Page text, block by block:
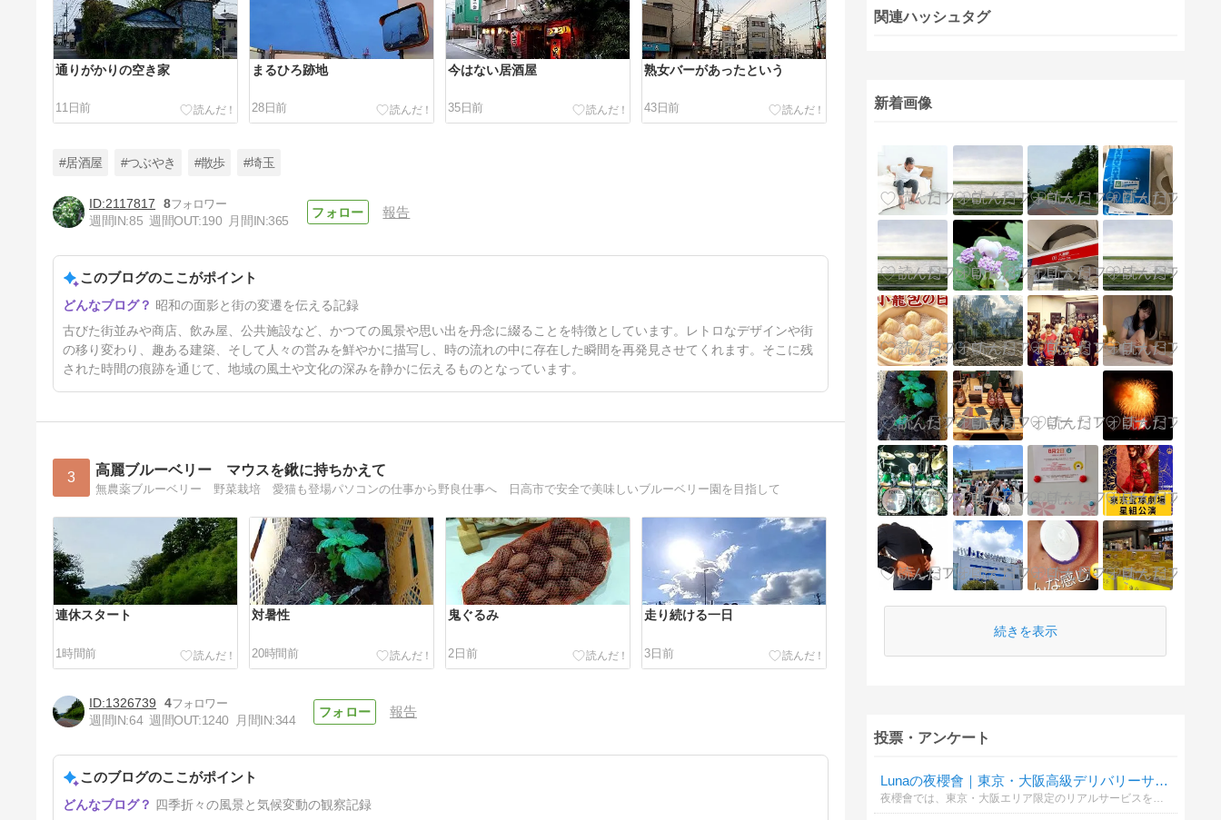
通りがかりの空き家
11日前
まるひろ跡地
28日前
今はない居酒屋
35日前
熟女バーがあったという
43日前
51日前
#居酒屋 #つぶやき #散歩 #埼玉
2117817
8
週間IN:85 週間OUT:190 月間IN:365
報告
このブログのここがポイント
昭和の面影と街の変遷を伝える記録
古びた街並みや商店、飲み屋、公共施設など、かつての風景や思い出を丹念に綴ることを特徴としています。レトロなデザインや街
の移り変わり、趣ある建築、そして人々の営みを鮮やかに描写し、時の流れの中に存在した瞬間を再発見させてくれます。そこに残
された時間の痕跡を通じて、地域の風土や文化の深みを静かに伝えるものとなっています。
3 高麗ブルーベリー マウスを鍬に持ちかえて
無農薬ブルーベリー 野菜栽培 愛猫も登場パソコンの仕事から野良仕事へ 日高市で安全で美味しいブルーベリー園を目指して
連休スタート
1時間前
対暑性
20時間前
鬼ぐるみ
2日前
走り続ける一日
3日前
ラズベリー
1326739
4
週間IN:64 週間OUT:1240 月間IN:344
報告
このブログのここがポイント
四季折々の風景と気候変動の観察記録
関連ハッシュタグ
新着画像
続きを表示
投票・アンケート
Lunaの夜櫻會｜東京・大阪高級デリバリーサービス Telegram：@av6777